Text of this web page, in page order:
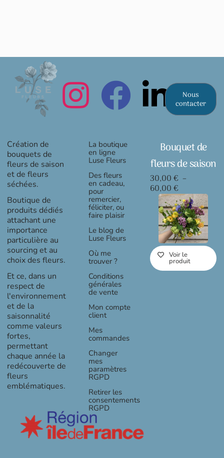
Nous
contacter
Création de
bouquets de
fleurs de saison
et de fleurs
séchées.
Boutique de
produits dédiés
attachant une
importance
particulière au
sourcing et au
choix des fleurs.
Et ce, dans un
respect de
l'environnement
et de la
saisonnalité
comme valeurs
fortes,
permettant
chaque année la
redécouverte de
fleurs
emblématiques.
La boutique
en ligne
Luse Fleurs
Des fleurs
en cadeau,
pour
remercier,
féliciter, ou
faire plaisir
Le blog de
Luse Fleurs
Où me
trouver ?
Conditions
générales
de vente
Mon compte
client
Mes
commandes
Changer
mes
paramètres
RGPD
Retirer les
consentements
RGPD
Bouquet de
fleurs de saison
30,00€ –
60,00€Plage
de
prix :
30,00 €
à
60,00 €
Voir le
produit